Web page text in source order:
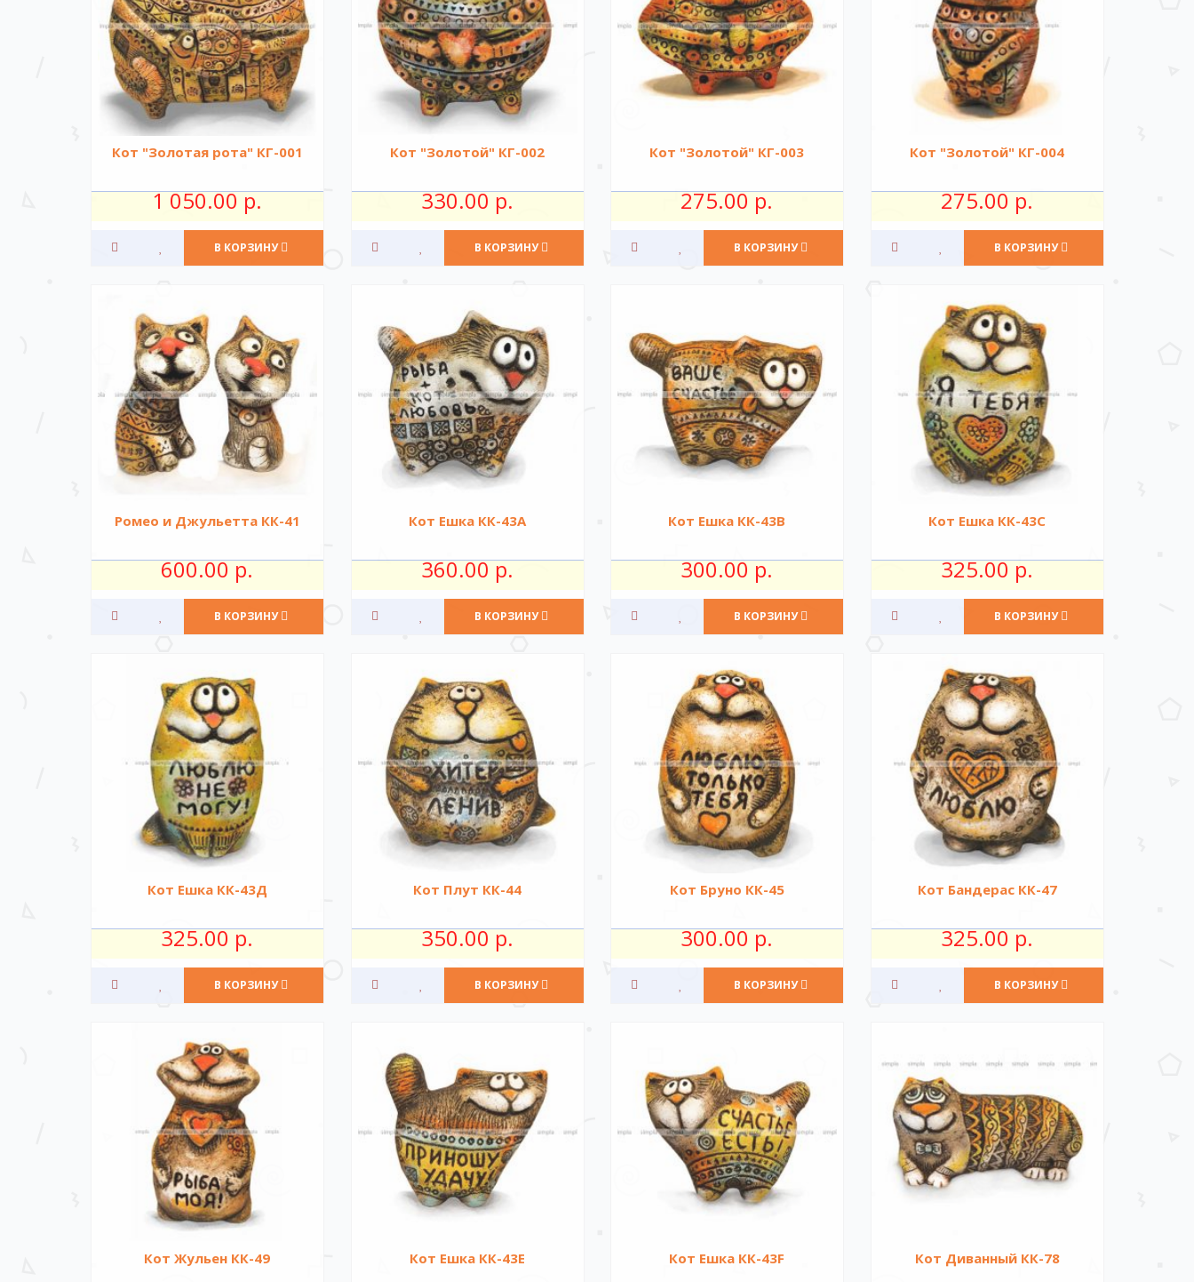
Кот "Золотая рота" КГ-001
1 050.00 р.
В КОРЗИНУ
Кот "Золотой" КГ-002
330.00 р.
В КОРЗИНУ
Кот "Золотой" КГ-003
275.00 р.
В КОРЗИНУ
Кот "Золотой" КГ-004
275.00 р.
В КОРЗИНУ
Ромео и Джульетта КК-41
600.00 р.
В КОРЗИНУ
Кот Ешка КК-43А
360.00 р.
В КОРЗИНУ
Кот Ешка КК-43В
300.00 р.
В КОРЗИНУ
Кот Ешка КК-43С
325.00 р.
В КОРЗИНУ
Кот Ешка КК-43Д
325.00 р.
В КОРЗИНУ
Кот Плут КК-44
350.00 р.
В КОРЗИНУ
Кот Бруно КК-45
300.00 р.
В КОРЗИНУ
Кот Бандерас КК-47
325.00 р.
В КОРЗИНУ
Кот Жульен КК-49 Кот Ешка КК-43Е Кот Ешка КК-43F Кот Диванный КК-78